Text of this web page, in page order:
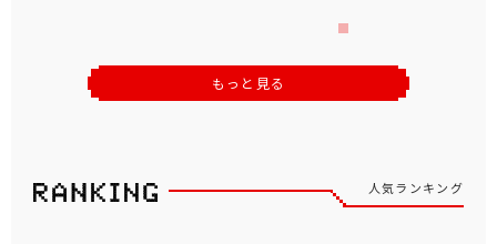
もっと見る
人気ランキング